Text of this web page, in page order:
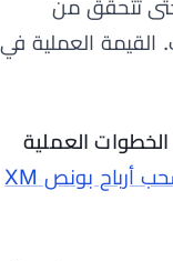
تتحقق من
القيمة العملية في
الخطوات العملية
كيفية سحب أرباح بونص XM